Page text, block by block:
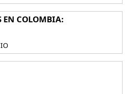
EN COLOMBIA: